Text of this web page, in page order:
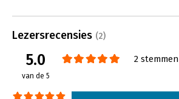
ons hebben vrijgemaakt van de
groepsstructuren en daarmee
En nu voelen we ons verlaten en in
verwarring.
Lezersrecensies (2)
5.0
van de 5
2 stemmen